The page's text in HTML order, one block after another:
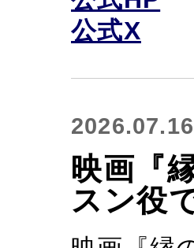
公式X
2026.07.16
映画『
スン役